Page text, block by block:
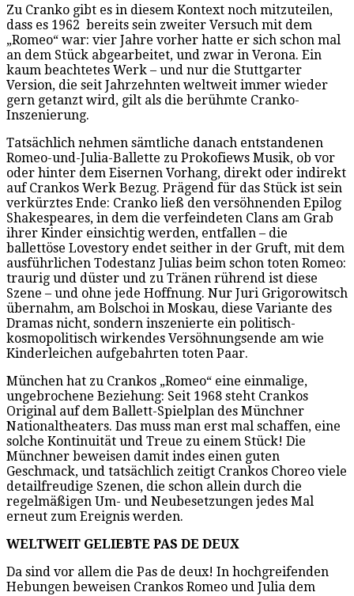
Zu Cranko gibt es in diesem Kontext noch mitzuteilen,
dass es 1962 bereits sein zweiter Versuch mit dem
„Romeo“ war: vier Jahre vorher hatte er sich schon mal
an dem Stück abgearbeitet, und zwar in Verona. Ein
kaum beachtetes Werk – und nur die Stuttgarter
Version, die seit Jahrzehnten weltweit immer wieder
gern getanzt wird, gilt als die berühmte Cranko-
Inszenierung.
Tatsächlich nehmen sämtliche danach entstandenen
Romeo-und-Julia-Ballette zu Prokofiews Musik, ob vor
oder hinter dem Eisernen Vorhang, direkt oder indirekt
auf Crankos Werk Bezug. Prägend für das Stück ist sein
verkürztes Ende: Cranko ließ den versöhnenden Epilog
Shakespeares, in dem die verfeindeten Clans am Grab
ihrer Kinder einsichtig werden, entfallen – die
ballettöse Lovestory endet seither in der Gruft, mit dem
ausführlichen Todestanz Julias beim schon toten Romeo:
traurig und düster und zu Tränen rührend ist diese
Szene – und ohne jede Hoffnung. Nur Juri Grigorowitsch
übernahm, am Bolschoi in Moskau, diese Variante des
Dramas nicht, sondern inszenierte ein politisch-
kosmopolitisch wirkendes Versöhnungsende am wie
Kinderleichen aufgebahrten toten Paar.
München hat zu Crankos „Romeo“ eine einmalige,
ungebrochene Beziehung: Seit 1968 steht Crankos
Original auf dem Ballett-Spielplan des Münchner
Nationaltheaters. Das muss man erst mal schaffen, eine
solche Kontinuität und Treue zu einem Stück! Die
Münchner beweisen damit indes einen guten
Geschmack, und tatsächlich zeitigt Crankos Choreo viele
detailfreudige Szenen, die schon allein durch die
regelmäßigen Um- und Neubesetzungen jedes Mal
erneut zum Ereignis werden.
WELTWEIT GELIEBTE PAS DE DEUX
Da sind vor allem die Pas de deux! In hochgreifenden
Hebungen beweisen Crankos Romeo und Julia dem